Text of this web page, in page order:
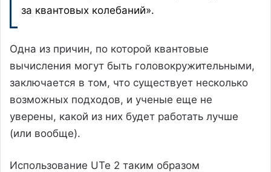
за квантовых колебаний».
Одна из причин, по которой квантовые
вычисления могут быть головокружительными,
заключается в том, что существует несколько
возможных подходов, и ученые еще не
уверены, какой из них будет работать лучше
(или вообще).
Использование UTe 2 таким образом